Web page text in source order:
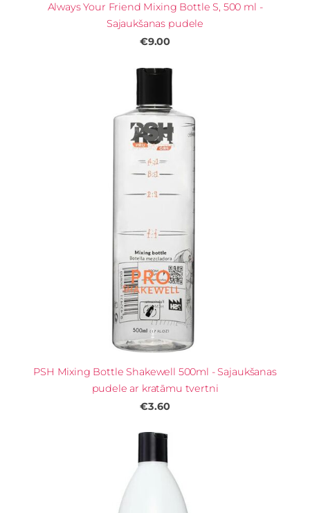
Always Your Friend Mixing Bottle S, 500 ml -
Sajaukšanas pudele
€9.00
PSH Mixing Bottle Shakewell 500ml - Sajaukšanas
pudele ar kratāmu tvertni
€3.60